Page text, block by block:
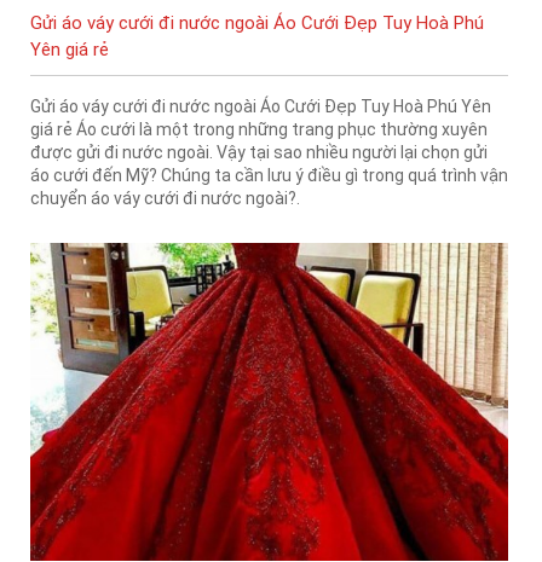
Gửi áo váy cưới đi nước ngoài Áo Cưới Đẹp Tuy Hoà Phú
Yên giá rẻ
Gửi áo váy cưới đi nước ngoài Áo Cưới Đẹp Tuy Hoà Phú Yên
giá rẻ Áo cưới là một trong những trang phục thường xuyên
được gửi đi nước ngoài. Vậy tại sao nhiều người lại chọn gửi
áo cưới đến Mỹ? Chúng ta cần lưu ý điều gì trong quá trình vận
chuyển áo váy cưới đi nước ngoài?.